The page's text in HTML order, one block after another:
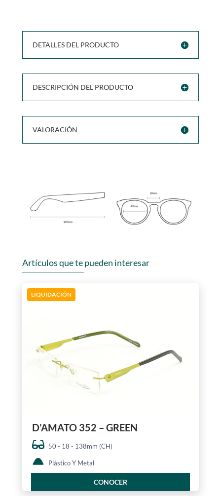
DETALLES DEL PRODUCTO
DESCRIPCIÓN DEL PRODUCTO
VALORACIÓN
Artículos que te pueden interesar
LIQUIDACIÓN
D’AMATO 352 – GREEN
50 - 18 - 138mm (CH)
Plástico Y Metal
CONOCER